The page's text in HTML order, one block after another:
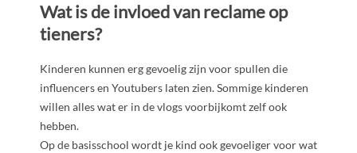
Wat is de invloed van reclame op
tieners?
Kinderen kunnen erg gevoelig zijn voor spullen die
influencers en Youtubers laten zien. Sommige kinderen
willen alles wat er in de vlogs voorbijkomt zelf ook
hebben.
Op de basisschool wordt je kind ook gevoeliger voor wat